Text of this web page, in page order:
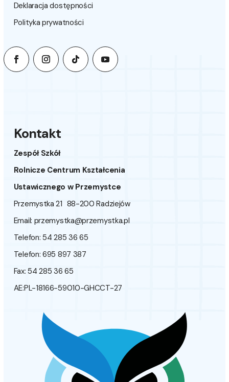
Kontakt
Zespół Szkół
Rolnicze Centrum Kształcenia
Ustawicznego w Przemystce
Przemystka 21 88-200 Radziejów
Email: przemystka@przemystka.pl
Telefon: 54 285 36 65
Telefon: 695 897 387
Fax: 54 285 36 65
AE:PL-18166-59010-GHCCT-27
Deklaracja dostępności
Polityka prywatności